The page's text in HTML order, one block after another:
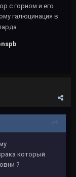
с горном и его
галюцинация в
который
?